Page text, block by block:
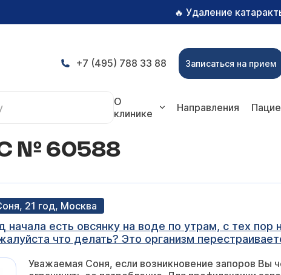
🔥 Удаление
+7 (495) 788 33 88 Записаться на прием
О
клинике
Направления
№ 60588
21 год, Москва
начала есть овсянку на воде по утрам, с тех
что делать? Это организм
Уважаемая Соня, если возникновение запоров Вы